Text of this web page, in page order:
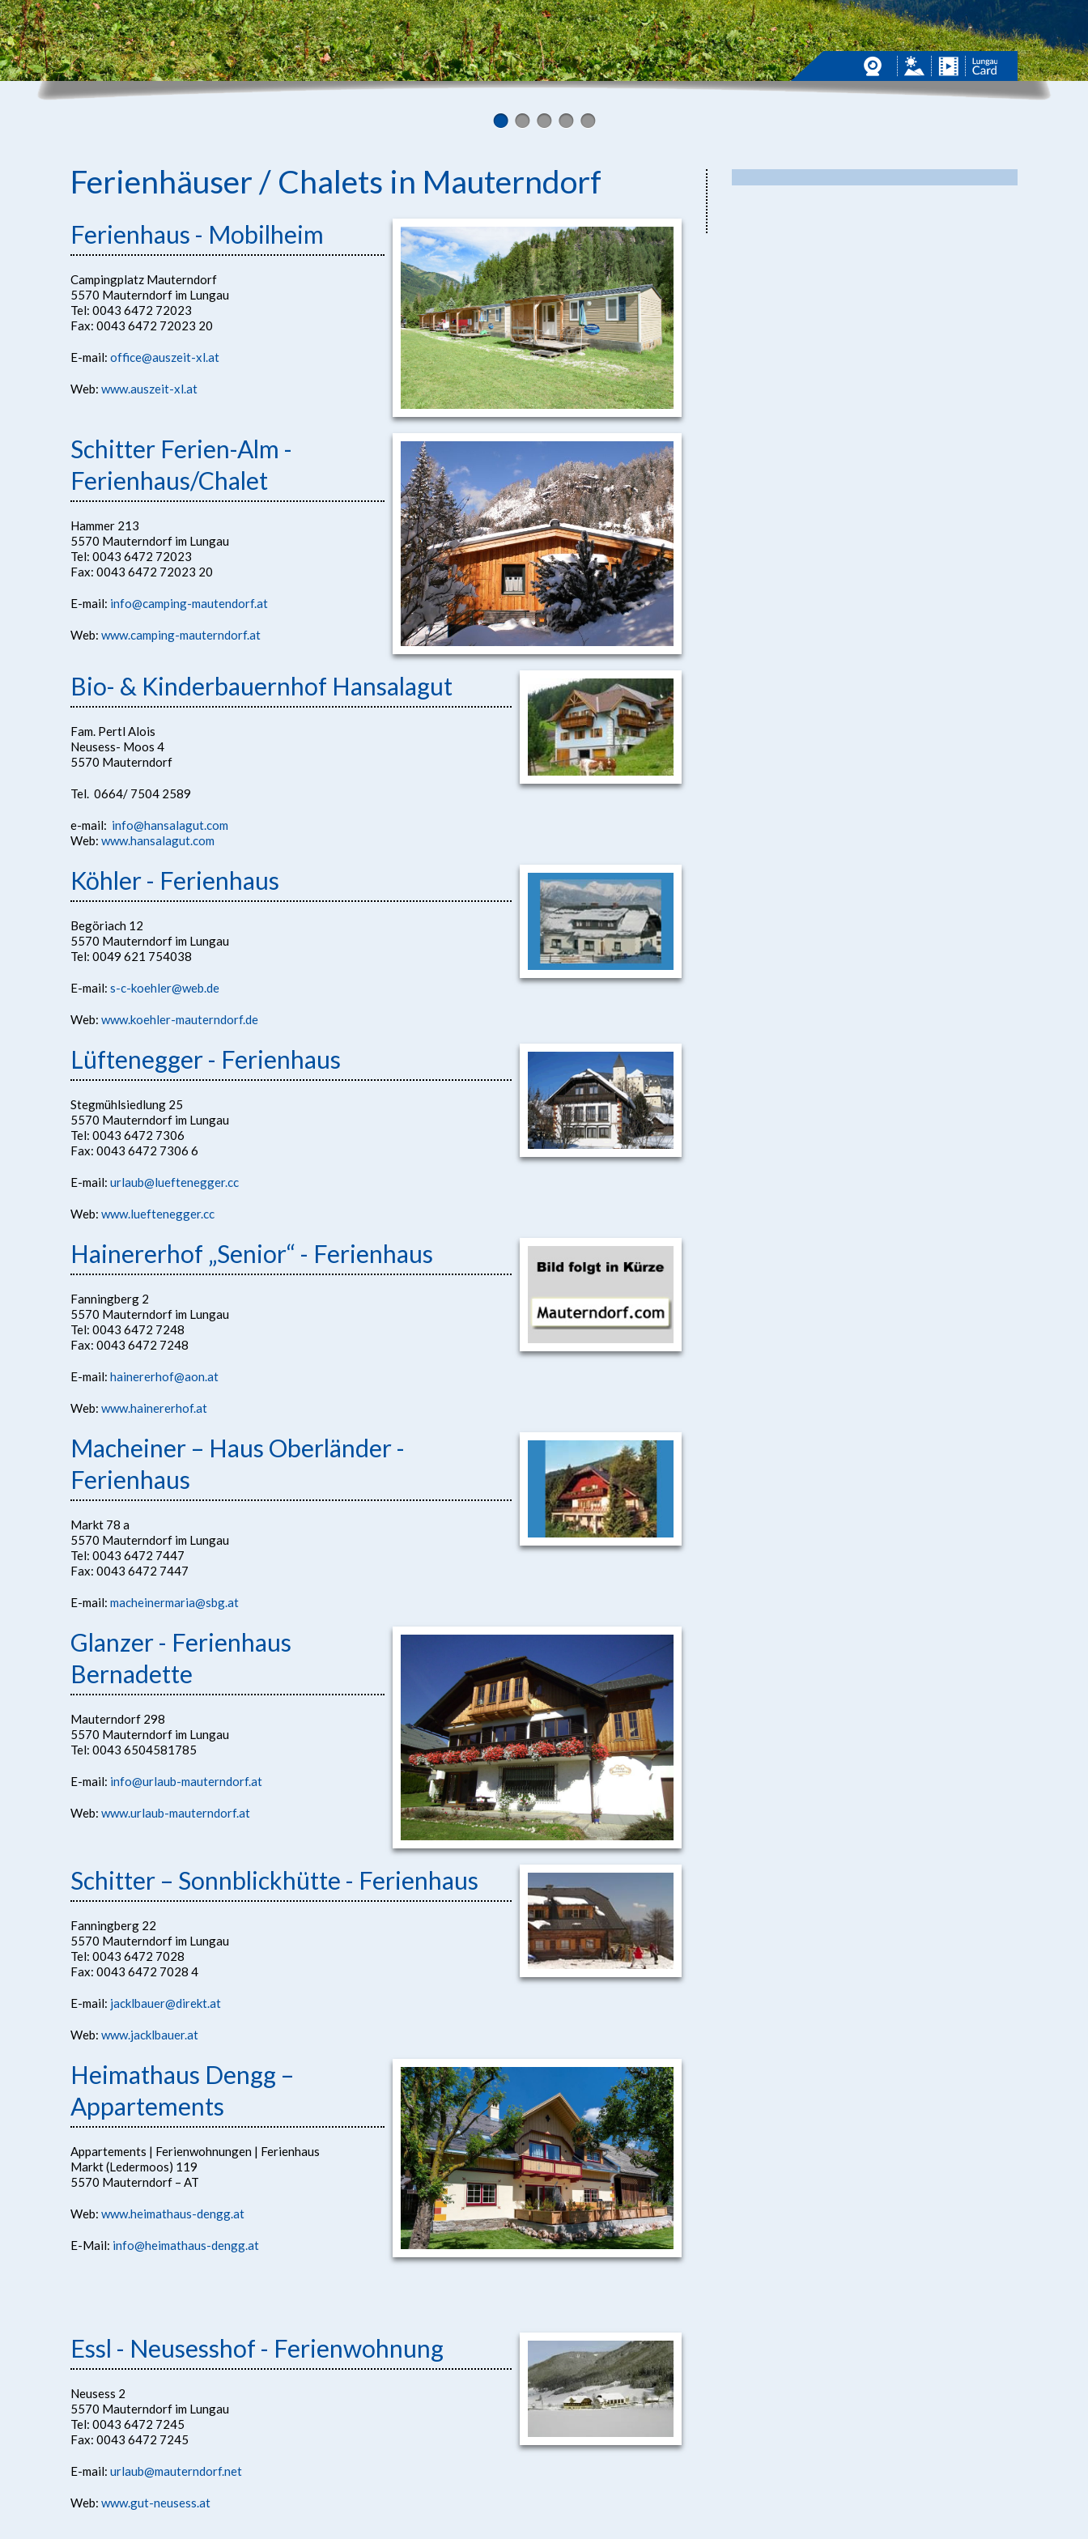
Ferienhäuser / Chalets in Mauterndorf
Ferienhaus - Mobilheim
Campingplatz Mauterndorf
5570 Mauterndorf im Lungau
Tel: 0043 6472 72023
Fax: 0043 6472 72023 20
E-mail: office@auszeit-xl.at
Web: www.auszeit-xl.at
Schitter Ferien-Alm -
Ferienhaus/Chalet
Hammer 213
5570 Mauterndorf im Lungau
Tel: 0043 6472 72023
Fax: 0043 6472 72023 20
E-mail: info@camping-mautendorf.at
Web: www.camping-mauterndorf.at
Bio- & Kinderbauernhof Hansalagut
Fam. Pertl Alois
Neusess- Moos 4
5570 Mauterndorf
Tel. 0664/ 7504 2589
e-mail: info@hansalagut.com
Web: www.hansalagut.com
Köhler - Ferienhaus
Begöriach 12
5570 Mauterndorf im Lungau
Tel: 0049 621 754038
E-mail: s-c-koehler@web.de
Web: www.koehler-mauterndorf.de
Lüftenegger - Ferienhaus
Stegmühlsiedlung 25
5570 Mauterndorf im Lungau
Tel: 0043 6472 7306
Fax: 0043 6472 7306 6
E-mail: urlaub@lueftenegger.cc
Web: www.lueftenegger.cc
Hainererhof „Senior“ - Ferienhaus
Fanningberg 2
5570 Mauterndorf im Lungau
Tel: 0043 6472 7248
Fax: 0043 6472 7248
E-mail: hainererhof@aon.at
Web: www.hainererhof.at
Macheiner – Haus Oberländer -
Ferienhaus
Markt 78 a
5570 Mauterndorf im Lungau
Tel: 0043 6472 7447
Fax: 0043 6472 7447
E-mail: macheinermaria@sbg.at
Glanzer - Ferienhaus
Bernadette
Mauterndorf 298
5570 Mauterndorf im Lungau
Tel: 0043 6504581785
E-mail: info@urlaub-mauterndorf.at
Web: www.urlaub-mauterndorf.at
Schitter – Sonnblickhütte - Ferienhaus
Fanningberg 22
5570 Mauterndorf im Lungau
Tel: 0043 6472 7028
Fax: 0043 6472 7028 4
E-mail: jacklbauer@direkt.at
Web: www.jacklbauer.at
Heimathaus Dengg –
Appartements
Appartements | Ferienwohnungen | Ferienhaus
Markt (Ledermoos) 119
5570 Mauterndorf – AT
Web: www.heimathaus-dengg.at
E-Mail: info@heimathaus-dengg.at
Essl - Neusesshof - Ferienwohnung
Neusess 2
5570 Mauterndorf im Lungau
Tel: 0043 6472 7245
Fax: 0043 6472 7245
E-mail: urlaub@mauterndorf.net
Web: www.gut-neusess.at